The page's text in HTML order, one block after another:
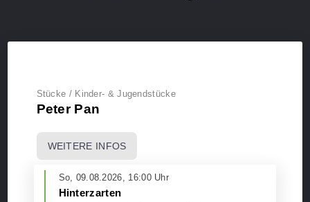
Stücke / Kinder- & Jugendstücke
Peter Pan
WEITERE INFOS
So, 09.08.2026, 16:00 Uhr
Hinterzarten